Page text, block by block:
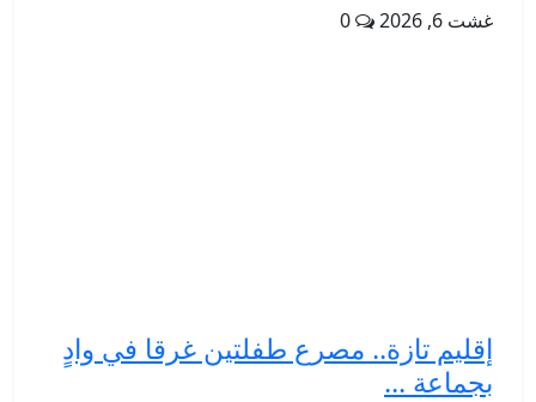
غشت 6, 2026 0
إقليم تازة.. مصرع طفلتين غرقا في وادٍ
بجماعة ...